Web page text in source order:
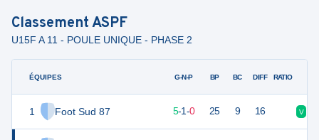
ClassementASPF
U15F A 11 - POULE UNIQUE - PHASE 2
ÉQUIPES
1 Foot Sud 87
G-N-P BP BC DIFF RATIO
5-1-0 25 9 16 V